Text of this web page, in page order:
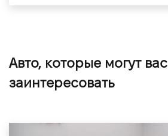
Авто, которые могут вас
заинтересовать